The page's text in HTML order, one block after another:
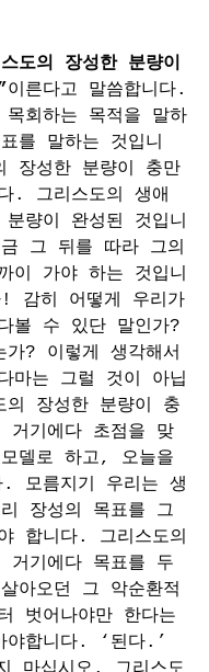
도의 장성한 분량이
이른다고 말씀합니다.
목회하는 목적을 말하
를 말하는 것입니
장성한 분량이 충만
. 그리스도의 생애
량이 완성된 것입니
그 뒤를 따라 그의
이 가야 하는 것입니
감히 어떻게 우리가
볼 수 있단 말인가?
? 이렇게 생각해서
마는 그럴 것이 아닙
의 장성한 분량이 충
기에다 초점을 맞
델로 하고, 오늘을
. 모름지기 우리는 생
장성의 목표를 그
합니다. 그리스도의
기에다 목표를 두
아오던 그 악순환적
벗어나야만 한다는
야합니다. ‘된다.’